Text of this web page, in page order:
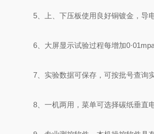
5、上、下压板使用良好铜镀金，导
6、大屏显示试验过程每增加
7、实验数据可保存，可按批号查询
8、一机两用，菜单可选择碳纸垂直